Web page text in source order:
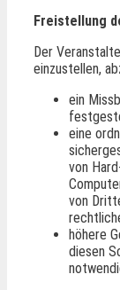
Freistellung
Der
einzustellen,
ein
eine
von
von
höhere
diesen